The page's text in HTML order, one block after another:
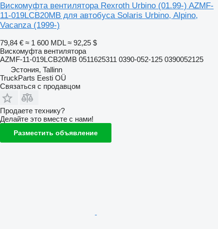
Вискомуфта вентилятора Rexroth Urbino (01.99-) AZMF-
11-019LCB20MB для автобуса Solaris Urbino, Alpino,
Vacanza (1999-)
79,84 € ≈ 1 600 MDL ≈ 92,25 $
Вискомуфта вентилятора
AZMF-11-019LCB20MB 0511625311 0390-052-125 0390052125
Эстония, Tallinn
TruckParts Eesti OÜ
Связаться с продавцом
Продаете технику?
Делайте это вместе с нами!
Разместить объявление